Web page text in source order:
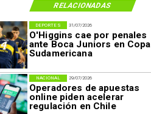
RELACIONADAS
31/07/2026
O'Higgins cae por penales
ante Boca Juniors en Copa
Sudamericana
DEPORTES
29/07/2026
Operadores de apuestas
online piden acelerar
regulación en Chile
NACIONAL